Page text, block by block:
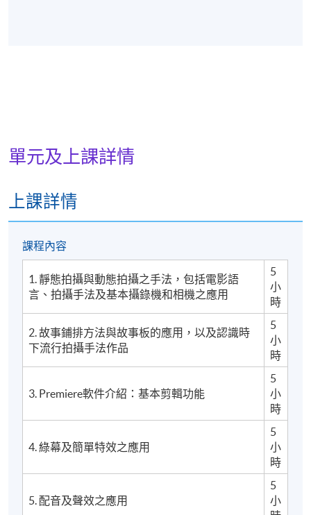
單元及上課詳情
上課詳情
課程內容
1. 靜態拍攝與動態拍攝之手法，包括電影語
言、拍攝手法及基本攝錄機和相機之應用
5
小
時
2. 故事鋪排方法與故事板的應用，以及認識時
下流行拍攝手法作品
5
小
時
3. Premiere軟件介紹：基本剪輯功能
5
小
時
4. 綠幕及簡單特效之應用
5
小
時
5. 配音及聲效之應用
5
小